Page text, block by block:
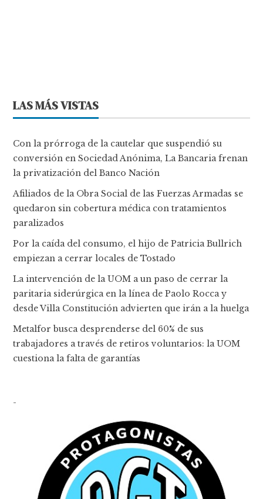
LAS MÁS VISTAS
Con la prórroga de la cautelar que suspendió su
conversión en Sociedad Anónima, La Bancaria frenan
la privatización del Banco Nación
Afiliados de la Obra Social de las Fuerzas Armadas se
quedaron sin cobertura médica con tratamientos
paralizados
Por la caída del consumo, el hijo de Patricia Bullrich
empiezan a cerrar locales de Tostado
La intervención de la UOM a un paso de cerrar la
paritaria siderúrgica en la línea de Paolo Rocca y
desde Villa Constitución advierten que irán a la huelga
Metalfor busca desprenderse del 60% de sus
trabajadores a través de retiros voluntarios: la UOM
cuestiona la falta de garantías
-